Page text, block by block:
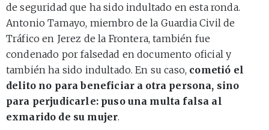
de seguridad que ha sido indultado en esta ronda.
Antonio Tamayo, miembro de la Guardia Civil de
Tráfico en Jerez de la Frontera, también fue
condenado por falsedad en documento oficial y
también ha sido indultado. En su caso, cometió el
delito no para beneficiar a otra persona, sino
para perjudicarle: puso una multa falsa al
exmarido de su mujer.